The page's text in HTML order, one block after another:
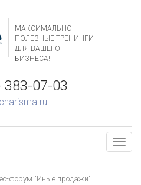
МАКСИМАЛЬНО
ПОЛЕЗНЫЕ ТРЕНИНГИ
ДЛЯ ВАШЕГО
БИЗНЕСА!
383-07-03
форум "Иные продажи"